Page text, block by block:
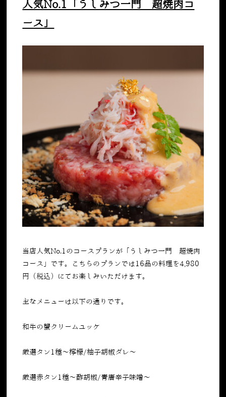
人気No.1「うしみつ一門 超焼肉コ
ース」
当店人気No.1のコースプランが「うしみつ一門 超焼肉
コース」です。こちらのプランでは16品の料理を4,980
円（税込）にてお楽しみいただけます。
主なメニューは以下の通りです。
和牛の蟹クリームユッケ
厳選タン1種～檸檬/柚子胡椒ダレ～
厳選赤タン1種～酢胡椒/青唐辛子味噌～